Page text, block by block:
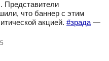
Представители
что баннер с этим
акцией. #зрада —